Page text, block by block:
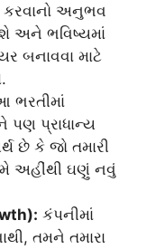
કરવાનો અનુભવ
અને ભવિષ્યમાં
બનાવવા માટે
ભરતીમાં
પ્રાધાન્ય
છે કે જો તમારી
અહીંથી ઘણું નવું
કંપનીમાં
તમને તમારા